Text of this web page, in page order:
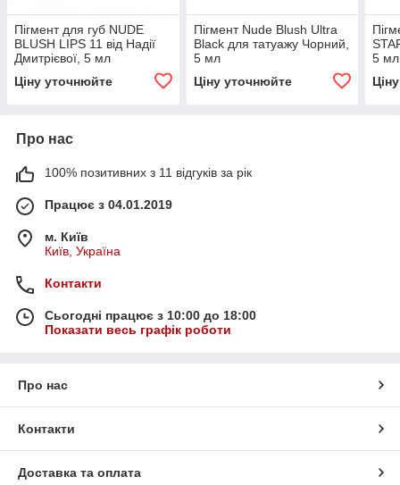
Пігмент для губ NUDE
BLUSH LIPS 11 від Надії
Дмитрієвої, 5 мл
Ціну уточнюйте
Пігмент Nude Blush Ultra
Black для татуажу Чорний,
5 мл
Ціну уточнюйте
5 мл
Про нас
100% позитивних з 11 відгуків за рік
Працює з 04.01.2019
м. Київ
Київ, Україна
Контакти
Сьогодні працює з 10:00 до 18:00
Показати весь графік роботи
Про нас
Контакти
Доставка та оплата